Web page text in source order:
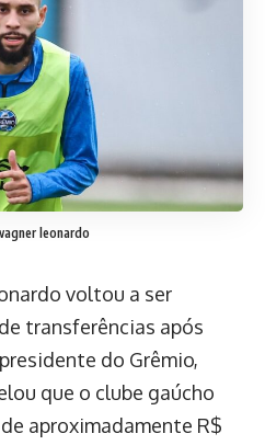
leonardo
voltou a ser
transferências após
do Grêmio,
que o clube gaúcho
aproximadamente R$